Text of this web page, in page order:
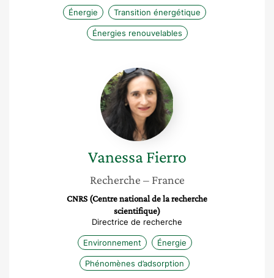
Énergie Transition énergétique
Énergies renouvelables
Vanessa
Fierro
Vanessa Fierro
Recherche – France
CNRS (Centre national de la recherche
scientifique)
Directrice de recherche
Environnement Énergie
Phénomènes d’adsorption